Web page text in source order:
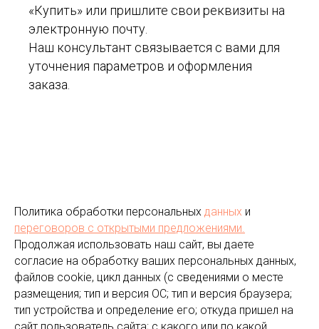
«Купить» или пришлите свои реквизиты на
электронную почту.
Наш консультант связывается с вами для
уточнения параметров и оформления
заказа.
Политика обработки персональных данных и
переговоров с открытыми предложениями.
Продолжая использовать наш сайт, вы даете
согласие на обработку ваших персональных данных,
файлов cookie, цикл данных (с сведениями о месте
размещения; тип и версия ОС; тип и версия браузера;
тип устройства и определение его; откуда пришел на